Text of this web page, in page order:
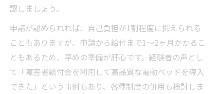
認しましょう。
申請が認められれば、自己負担が1割程度に抑えられる
こともありますが、申請から給付まで1～2ヶ月かかるこ
ともあるため、早めの準備が肝心です。経験者の声とし
て「障害者給付金を利用して高品質な電動ベッドを導入
できた」という事例もあり、各種制度の併用も検討しま